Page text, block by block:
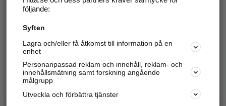
Hitta.se - Gratis nummerupplysning.
Sök företag, personer och platser.
Hitta telefonnummer, adresser, företagsinfo mm.
Marknadsför företaget
följande:
Syften
Lagra och/eller få åtkomst till information på en
enhet
Personanpassad reklam och innehåll, reklam- och
innehållsmätning samt forskning angående
målgrupp
Utveckla och förbättra tjänster